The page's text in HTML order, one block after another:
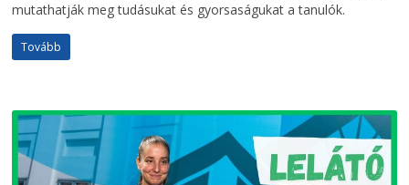
mutathatják meg tudásukat és gyorsaságukat a tanulók.
Tovább